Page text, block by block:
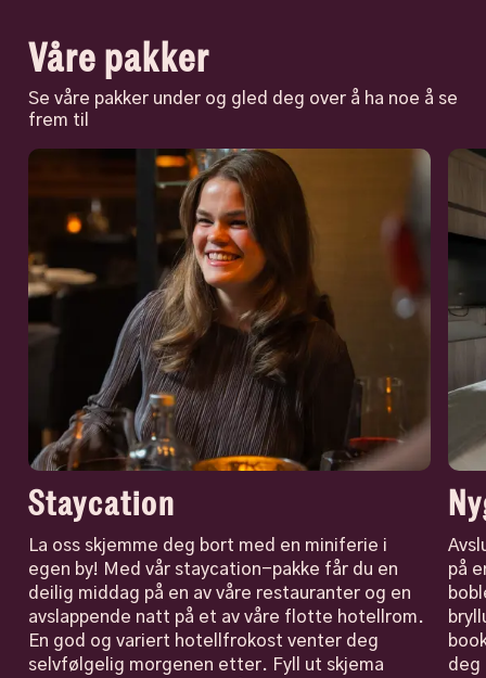
Våre pakker
Se våre pakker under og gled deg over å ha noe å se
frem til
Staycation
La oss skjemme deg bort med en miniferie i
egen by! Med vår staycation-pakke får du en
deilig middag på en av våre restauranter og en
avslappende natt på et av våre flotte hotellrom.
En god og variert hotellfrokost venter deg
selvfølgelig morgenen etter. Fyll ut skjema
på
deg